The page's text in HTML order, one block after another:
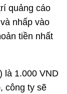
quảng cáo
nhấp vào
tiền nhất
là 1.000 VND
công ty sẽ